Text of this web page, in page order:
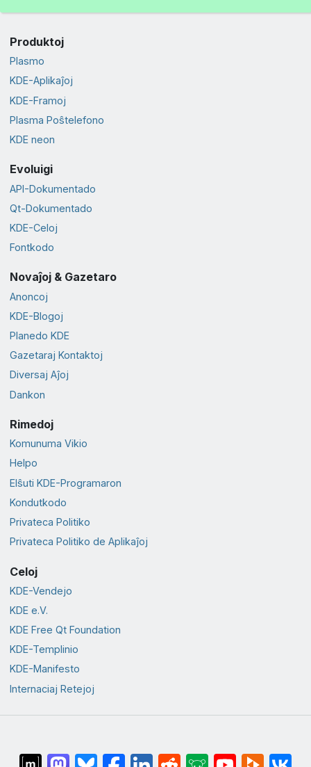
Produktoj
Plasmo
KDE-Aplikaĵoj
KDE-Framoj
Plasma Poŝtelefono
KDE neon
Evoluigi
API-Dokumentado
Qt-Dokumentado
KDE-Celoj
Fontkodo
Novaĵoj & Gazetaro
Anoncoj
KDE-Blogoj
Planedo KDE
Gazetaraj Kontaktoj
Diversaj Aĵoj
Dankon
Rimedoj
Komunuma Vikio
Helpo
Elŝuti KDE-Programaron
Kondutkodo
Privateca Politiko
Privateca Politiko de Aplikaĵoj
Celoj
KDE-Vendejo
KDE e.V.
KDE Free Qt Foundation
KDE-Templinio
KDE-Manifesto
Internaciaj Retejoj